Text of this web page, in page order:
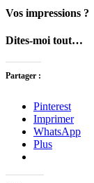
Vos impressions ?
Dites-moi tout…
Partager :
Pinterest
Imprimer
WhatsApp
Plus